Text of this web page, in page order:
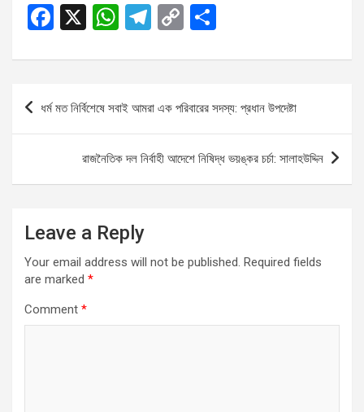
F
ce
o
X
W
at
s
A
p
p
T
e
a
m
C
py
Li
n
k
ar
Post
ধর্ম মত নির্বিশেষে সবাই আমরা এক পরিবারের সদস্য: প্রধান উপদেষ্টা
রাজনৈতিক দল নির্বাহী আদেশে নিষিদ্ধ ভয়ঙ্কর চর্চা: সালাহউদ্দিন
Leave a Reply
Your email address will not be published. Required fields
are marked *
Comment *